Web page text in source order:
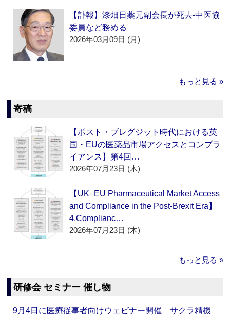
【訃報】漆畑日薬元副会長が死去‐中医協
委員など務める
2026年03月09日 (月)
もっと見る »
寄稿
【ポスト・ブレグジット時代における英
国・EUの医薬品市場アクセスとコンプラ
イアンス】第4回…
2026年07月23日 (木)
【UK–EU Pharmaceutical Market Access
and Compliance in the Post-Brexit Era】
4.Complianc…
2026年07月23日 (木)
もっと見る »
研修会 セミナー 催し物
9月4日に医療従事者向けウェビナー開催 サクラ精機